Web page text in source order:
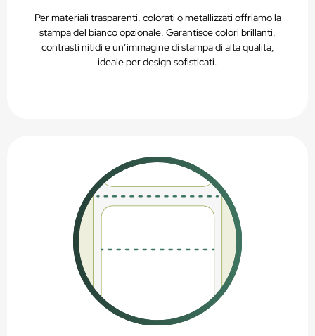
Per materiali trasparenti, colorati o metallizzati offriamo la
stampa del bianco opzionale. Garantisce colori brillanti,
contrasti nitidi e un’immagine di stampa di alta qualità,
ideale per design sofisticati.